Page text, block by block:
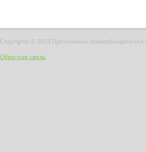
Copyrights © 2023 Претензиии
Обратная связь